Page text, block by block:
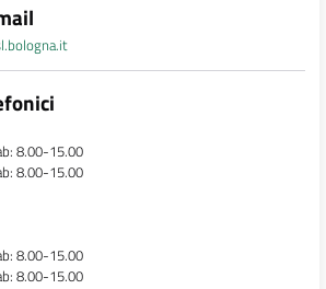
8.00-15.00
8.00-15.00
8.00-15.00
8.00-15.00